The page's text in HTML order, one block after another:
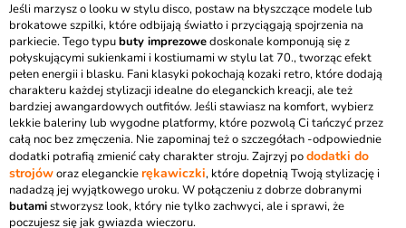
Jeśli marzysz o looku w stylu disco, postaw na błyszczące modele lub
brokatowe szpilki, które odbijają światło i przyciągają spojrzenia na
parkiecie. Tego typubuty imprezowedoskonale komponują się z
połyskującymi sukienkami i kostiumami w stylu lat 70., tworząc efekt
pełen energii i blasku. Fani klasyki pokochają kozaki retro, które dodają
charakteru każdej stylizacji idealne do eleganckich kreacji, ale też
bardziej awangardowych outfitów. Jeśli stawiasz na komfort, wybierz
lekkie baleriny lub wygodne platformy, które pozwolą Ci tańczyć przez
całą noc bez zmęczenia. Nie zapominaj też o szczegółach -odpowiednie
dodatki potrafią zmienić cały charakter stroju. Zajrzyj pododatki do
strojóworaz eleganckierękawiczki, które dopełnią Twoją stylizację i
nadadzą jej wyjątkowego uroku. W połączeniu z dobrze dobranymi
butamistworzysz look, który nie tylko zachwyci, ale i sprawi, że
poczujesz się jak gwiazda wieczoru.